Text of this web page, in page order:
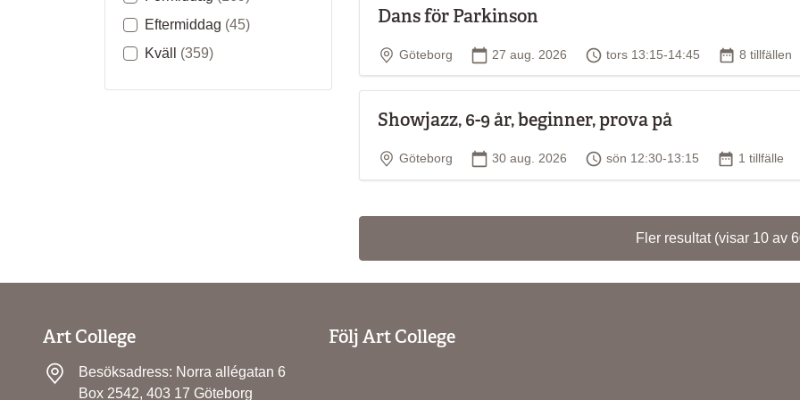
Eftermiddag (45)
Kväll (359)
Dans för Parkinson
Plats
Göteborg Startdatum
27 aug. 2026 Tid
tors 13:15-14:45 Antal
8 tillfällen
Showjazz, 6-9 år, beginner, prova på
Plats
Göteborg Startdatum
30 aug. 2026 Tid
sön 12:30-13:15 Antal
1 tillfälle
Fler resultat (visar 10 av
Art College
Besöksadress: Norra allégatan 6
Box 2542, 403 17 Göteborg
Följ Art College